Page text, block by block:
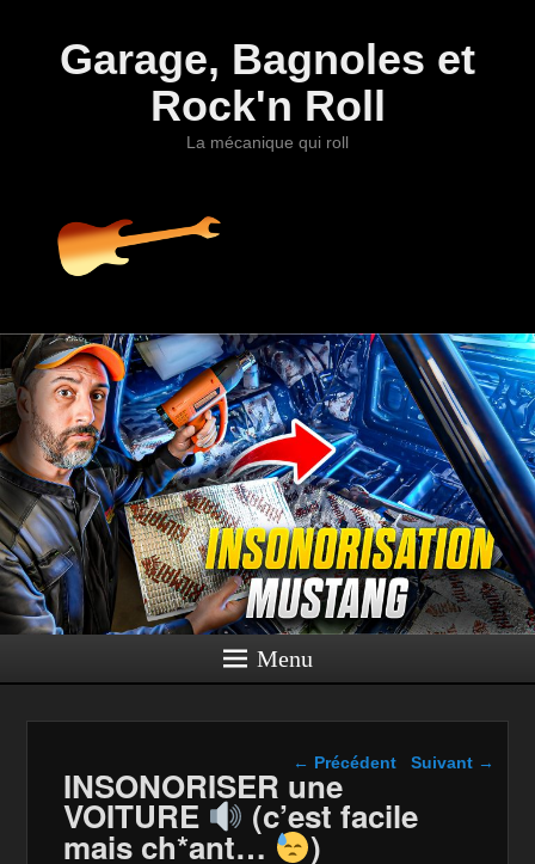
Garage, Bagnoles et
Rock'n Roll
La mécanique qui roll
Menu
Navigation dans les
← Précédent Suivant →
INSONORISER une
VOITURE (c’est facile
mais ch*ant… )